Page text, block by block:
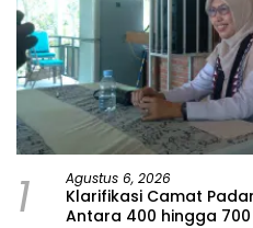
1 Agustus 6, 2026
Klarifikasi Camat
Antara 400 hingga 700